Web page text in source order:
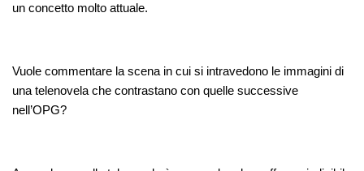
un concetto molto attuale.
Vuole commentare la scena in cui si intravedono le immagini di
una telenovela che contrastano con quelle successive
nell’OPG?